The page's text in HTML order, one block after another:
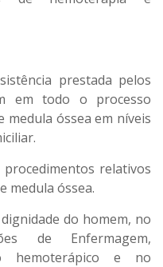
prestada pelos
em todo o processo
óssea em níveis
relativos
medula óssea.
do homem, no
de Enfermagem,
hemoterápico e no